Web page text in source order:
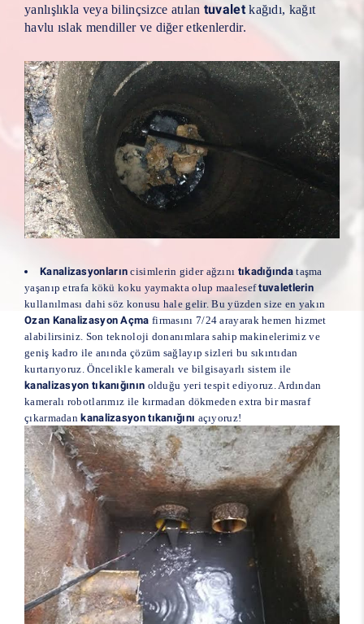
yanlışlıkla veya bilinçsizce atılan tuvaletkağıdı, kağıt
havlu ıslak mendiller ve diğer etkenlerdir.
Kanalizasyonların cisimlerin gider ağzını tıkadığındataşma
yaşanıp etrafa kökü koku yaymakta olup maaleseftuvaletlerin
kullanılması dahi söz konusu hale gelir. Bu yüzden size en yakın
Ozan Kanalizasyon Açma firmasını 7/24 arayarak hemen hizmet
alabilirsiniz. Son teknoloji donanımlara sahip makinelerimiz ve
geniş kadro ile anında çözüm sağlayıp sizleri bu sıkıntıdan
kurtarıyoruz. Öncelikle kameralı ve bilgisayarlı sistem ile
kanalizasyon tıkanığının olduğu yeri tespit ediyoruz. Ardından
kameralı robotlarımız ile kırmadan dökmeden extra bir masraf
çıkarmadankanalizasyon tıkanığını açıyoruz!